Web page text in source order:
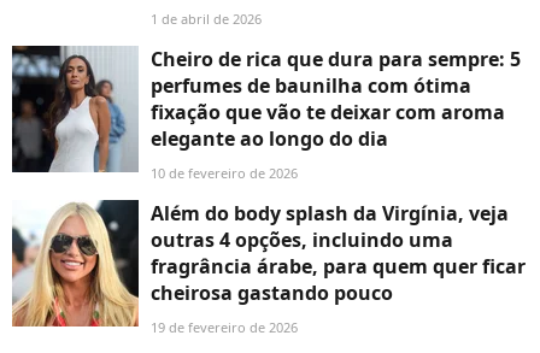
1 de abril de 2026
Cheiro de rica que dura para sempre: 5
perfumes de baunilha com ótima
fixação que vão te deixar com aroma
elegante ao longo do dia
10 de fevereiro de 2026
Além do body splash da Virgínia, veja
outras 4 opções, incluindo uma
fragrância árabe, para quem quer ficar
cheirosa gastando pouco
19 de fevereiro de 2026